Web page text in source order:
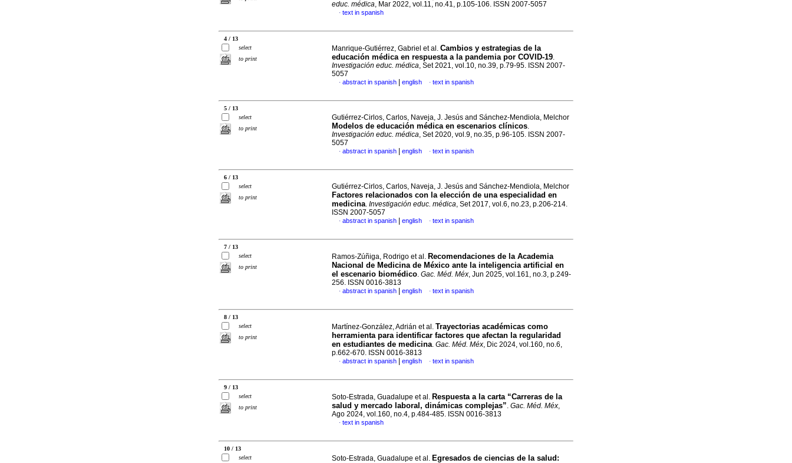
educ. médica, Mar 2022, vol.11, no.41, p.105-106. ISSN 2007-5057
· text in spanish
4 / 13
select
to print
Manrique-Gutiérrez, Gabriel et al. Cambios y estrategias de la
educación médica en respuesta a la pandemia por COVID-19.
Investigación educ. médica, Set 2021, vol.10, no.39, p.79-95. ISSN 2007-
5057
· abstract in spanish english · text in spanish
5 / 13
select
to print
Gutiérrez-Cirlos, Carlos, Naveja, J. Jesús and Sánchez-Mendiola, Melchor
Modelos de educación médica en escenarios clínicos.
Investigación educ. médica, Set 2020, vol.9, no.35, p.96-105. ISSN 2007-
5057
· abstract in spanish english · text in spanish
6 / 13
select
to print
Gutiérrez-Cirlos, Carlos, Naveja, J. Jesús and Sánchez-Mendiola, Melchor
Factores relacionados con la elección de una especialidad en
medicina. Investigación educ. médica, Set 2017, vol.6, no.23, p.206-214.
ISSN 2007-5057
· abstract in spanish english · text in spanish
7 / 13
select
to print
Ramos-Zúñiga, Rodrigo et al. Recomendaciones de la Academia
Nacional de Medicina de México ante la inteligencia artificial en
el escenario biomédico. Gac. Méd. Méx, Jun 2025, vol.161, no.3, p.249-
256. ISSN 0016-3813
· abstract in spanish english · text in spanish
8 / 13
select
to print
Martínez-González, Adrián et al. Trayectorias académicas como
herramienta para identificar factores que afectan la regularidad
en estudiantes de medicina. Gac. Méd. Méx, Dic 2024, vol.160, no.6,
p.662-670. ISSN 0016-3813
· abstract in spanish english · text in spanish
9 / 13
select
to print
Soto-Estrada, Guadalupe et al. Respuesta a la carta “Carreras de la
salud y mercado laboral, dinámicas complejas”. Gac. Méd. Méx,
Ago 2024, vol.160, no.4, p.484-485. ISSN 0016-3813
· text in spanish
10 / 13
select
Soto-Estrada, Guadalupe et al. Egresados de ciencias de la salud: